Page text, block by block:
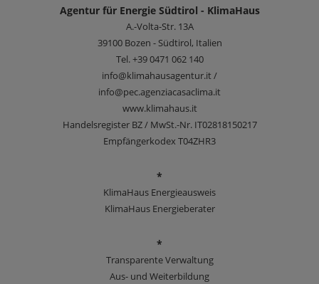
Agentur für Energie Südtirol - KlimaHaus
A.-Volta-Str. 13A
39100 Bozen - Südtirol, Italien
Tel.+39 0471 062 140
info@klimahausagentur.it /
info@pec.agenziacasaclima.it
www.klimahaus.it
Handelsregister BZ / MwSt.-Nr. IT02818150217
Empfängerkodex T04ZHR3
*
KlimaHaus Energieausweis
KlimaHaus Energieberater
*
Transparente Verwaltung
Aus- und Weiterbildung